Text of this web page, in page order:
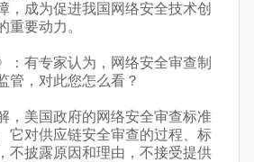
，成为促进我国网络安全技术创
重要动力。
有专家认为，网络安全审查制
管，对此您怎么看？
美国政府的网络安全审查标准
它对供应链安全审查的过程、标
不披露原因和理由，不接受提供